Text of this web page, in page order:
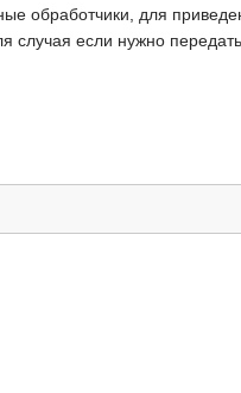
обработчики, для
если нужно